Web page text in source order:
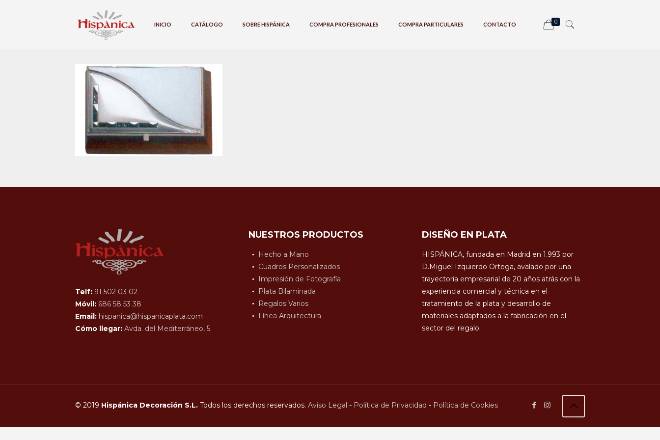
INICIO CATÁLOGO SOBRE HISPÁNICA COMPRA PROFESIONALES COMPRA PARTICULARES CONTACTO 0
Telf: 91 502 03 02
Móvil: 686 58 53 38
Email: hispanica@hispanicaplata.com
Cómo llegar: Avda. del Mediterráneo, 5.
NUESTROS PRODUCTOS
Hecho a Mano
Cuadros Personalizados
Impresión de Fotografía
Plata Bilaminada
Regalos Varios
Línea Arquitectura
DISEÑO EN PLATA
HISPÁNICA, fundada en Madrid en 1.993 por
D.Miguel Izquierdo Ortega, avalado por una
trayectoria empresarial de 20 años atrás con la
experiencia comercial y técnica en el
tratamiento de la plata y desarrollo de
materiales adaptados a la fabricación en el
sector del regalo.
© 2019 Hispánica Decoración S.L.Todos los derechos reservados. Aviso Legal - Política de Privacidad - Política de Cookies